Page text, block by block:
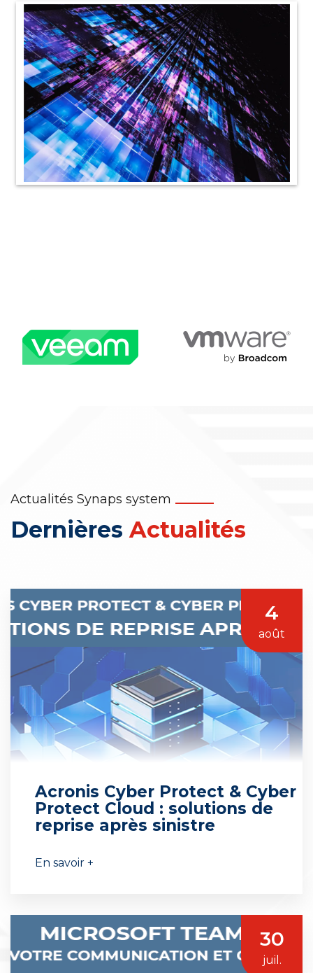
Actualités Synaps system
Dernières Actualités
4
août
Acronis Cyber Protect & Cyber
Protect Cloud : solutions de
reprise après sinistre
En savoir +
30
juil.